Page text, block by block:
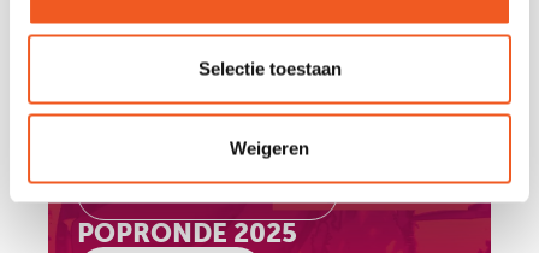
Selectie toestaan
Weigeren
November 8th 2025
POPRONDE 2025